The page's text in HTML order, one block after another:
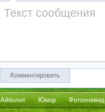
Комментировать
Айболит Юмор